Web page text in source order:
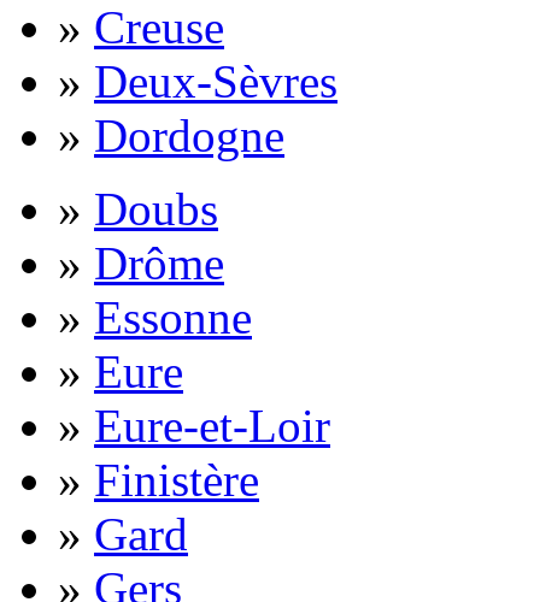
» Creuse
» Deux-Sèvres
» Dordogne
» Doubs
» Drôme
» Essonne
» Eure
» Eure-et-Loir
» Finistère
» Gard
» Gers